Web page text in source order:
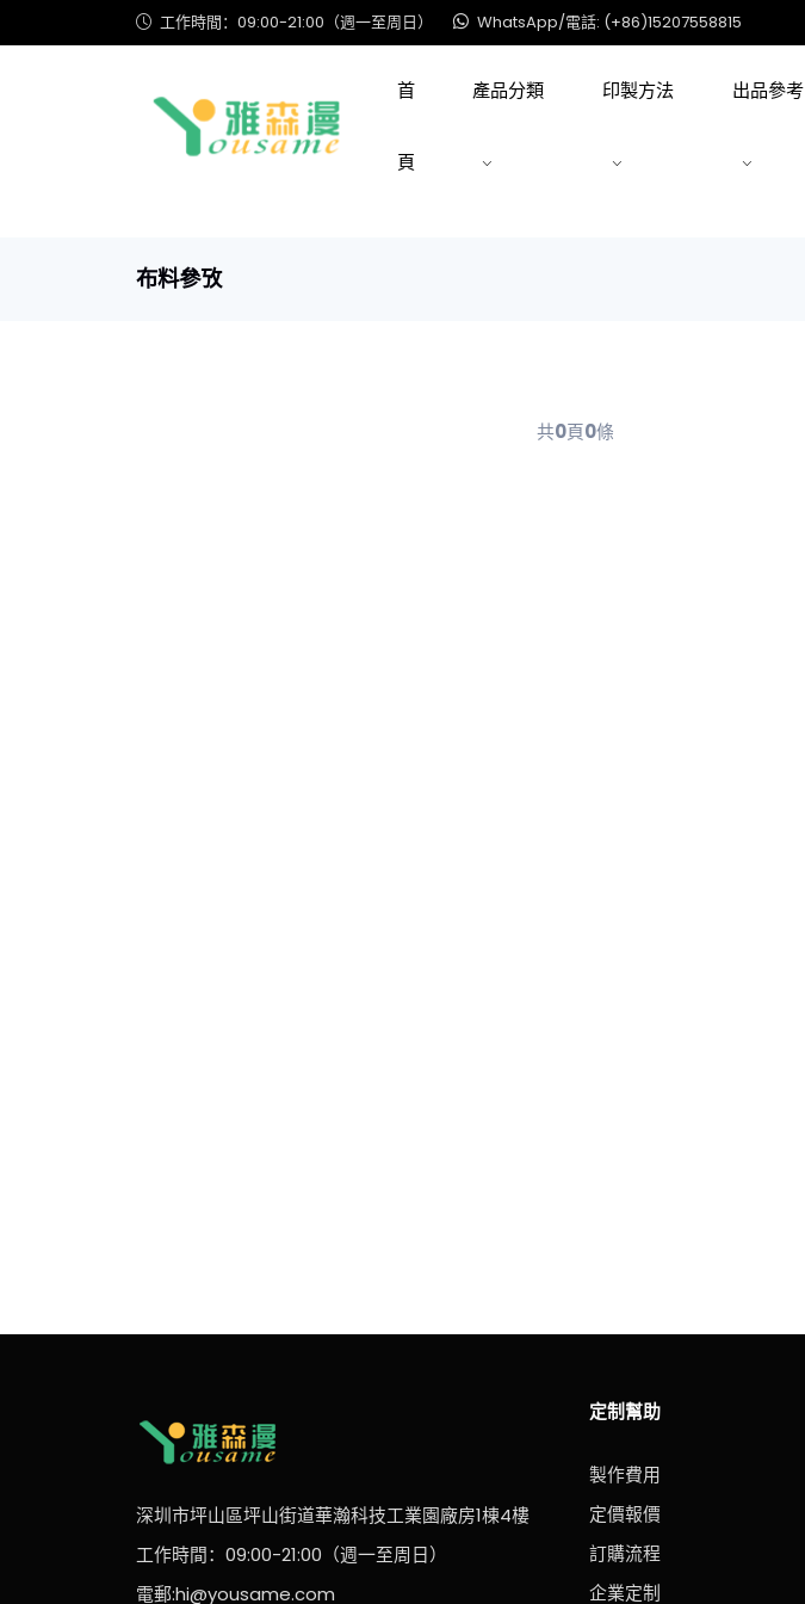
工作時間：09:00-21:00（週一至周日） WhatsApp/電話: (+86)15207558815
首
頁
產品分類 印製方法 出品參考
布料參攷
共0頁0條
深圳市坪山區坪山街道華瀚科技工業園廠房1棟4樓
工作時間：09:00-21:00（週一至周日）
電郵:hi@yousame.com
定制幫助
製作費用
定價報價
訂購流程
企業定制